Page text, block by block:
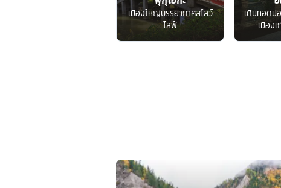
เมืองใหญ่บรรยากาศสโลว์
ไลฟ์
เดินทอดน่
เมือง